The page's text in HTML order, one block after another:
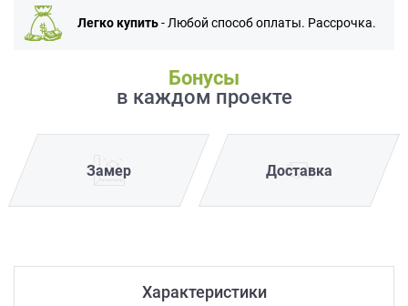
Легко купить- Любой способ оплаты. Рассрочка.
Бонусы
в каждом проекте
Замер Доставка
Характеристики